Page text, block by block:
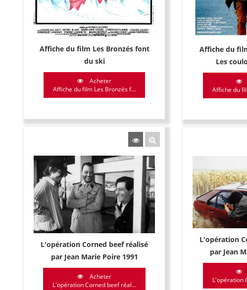
Affiche du film Les Bronzés font
du ski
Acheter
Affiche du film Les Bronzés f...
Affiche du
Les
Affiche du
L'opération Corned beef réalisé
par Jean Marie Poire 1991
Acheter
L'opération Corned beef réal...
L'opération
par Jean
L'opération